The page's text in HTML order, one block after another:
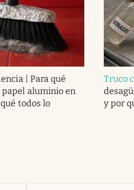
| Para qué
aluminio en
todos lo
Truco
y por